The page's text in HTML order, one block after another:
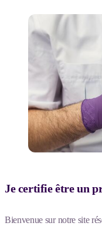
Je certifie être un
Bienvenue sur notre site